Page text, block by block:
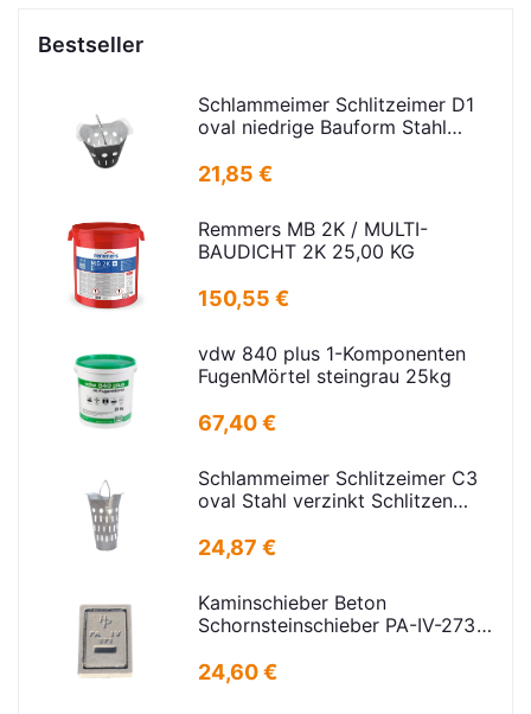
Bestseller
Schlammeimer Schlitzeimer D1
oval niedrige Bauform Stahl
D=395mm
21,85 €
Remmers MB 2K / MULTI-
BAUDICHT 2K 25,00 KG
150,55 €
vdw 840 plus 1-Komponenten
FugenMörtel steingrau 25kg
67,40 €
Schlammeimer Schlitzeimer C3
oval Stahl verzinkt Schlitzen
24,87 €
Kaminschieber Beton
Schornsteinschieber PA-IV-273
16,5x24,5cm
24,60 €